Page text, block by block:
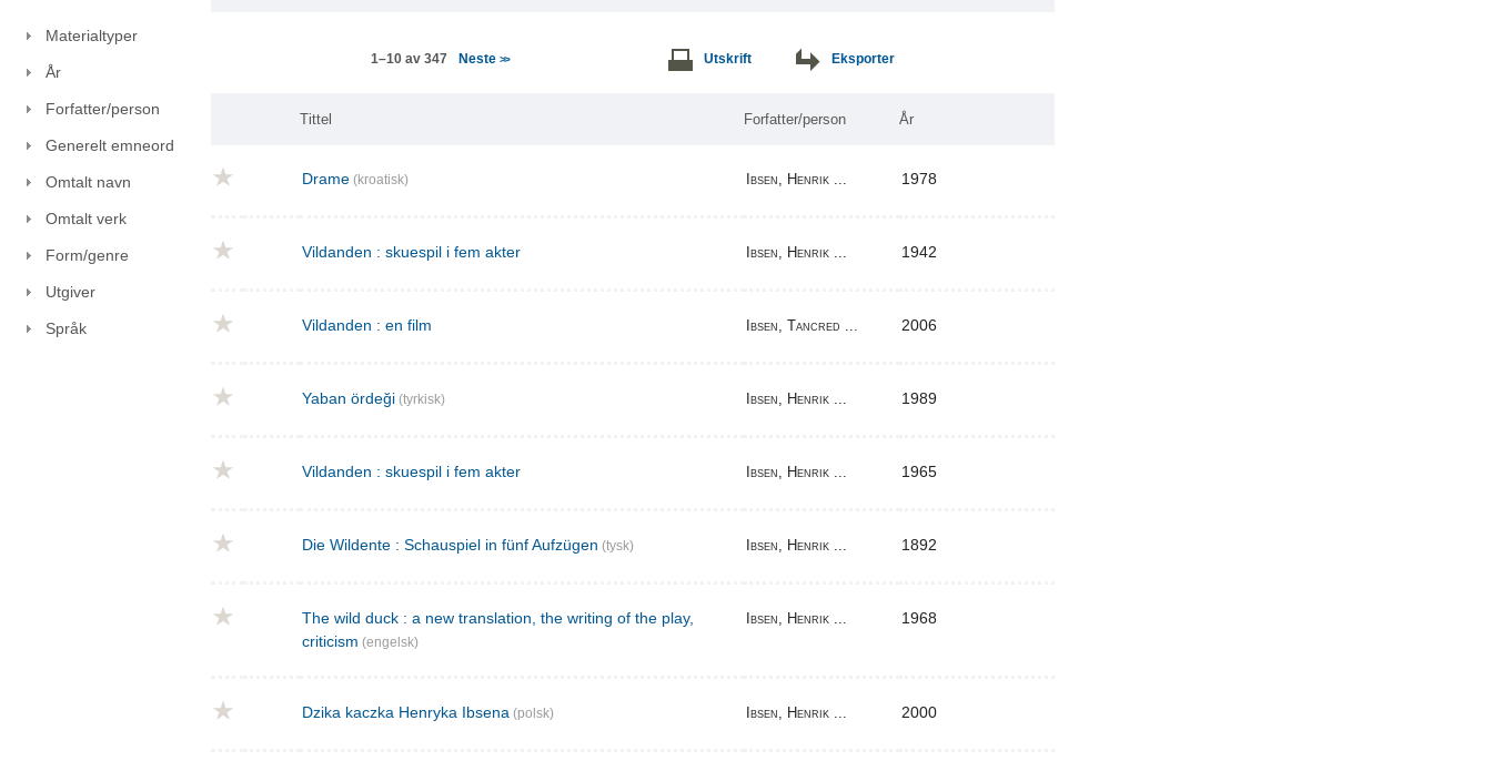
Materialtyper
År
Forfatter/person
Generelt emneord
Omtalt navn
Omtalt verk
Form/genre
Utgiver
Språk
1–10 av 347 Neste >> Utskrift Eksporter
Tittel Forfatter/person År
Drame (kroatisk) Ibsen, Henrik ... 1978
Vildanden : skuespil i fem akter Ibsen, Henrik ... 1942
Vildanden : en film Ibsen, Tancred ... 2006
Yaban ördeği (tyrkisk) Ibsen, Henrik ... 1989
Vildanden : skuespil i fem akter Ibsen, Henrik ... 1965
Die Wildente : Schauspiel in fünf Aufzügen (tysk) Ibsen, Henrik ... 1892
The wild duck : a new translation, the writing of the play,
criticism (engelsk)
Ibsen, Henrik ... 1968
Dzika kaczka Henryka Ibsena (polsk) Ibsen, Henrik ... 2000